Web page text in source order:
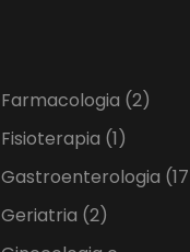
Farmacologia (2)
Fisioterapia (1)
Gastroenterologia
Geriatria (2)